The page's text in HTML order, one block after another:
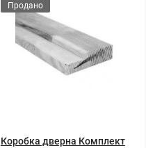
Продано
Коробка дверна Комплект